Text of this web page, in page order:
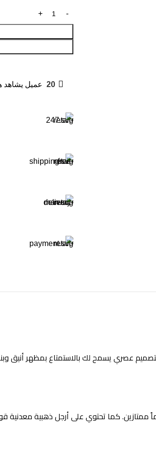
20 عميل يشاهد
عصري يسمح لك بالاستمتاع بمظهر
كما تحتوي على أرجل ذهبية معدنية